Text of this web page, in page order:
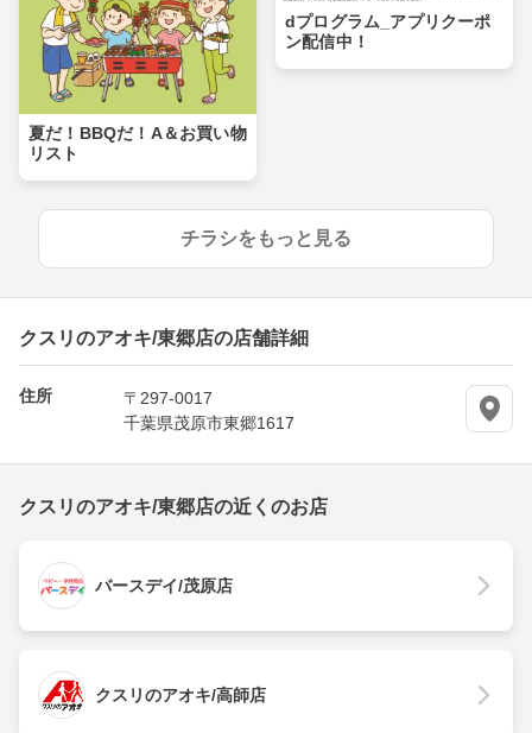
夏だ！BBQだ！A＆お買い物
リスト
dプログラム_アプリクーポ
ン配信中！
チラシをもっと見る
クスリのアオキ/東郷店の店舗詳細
住所
〒297-0017
千葉県茂原市東郷1617
クスリのアオキ/東郷店の近くのお店
バースデイ/茂原店
クスリのアオキ/高師店